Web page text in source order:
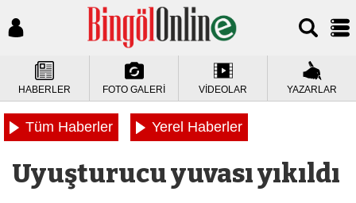
HABERLER FOTO GALERİ VİDEOLAR YAZARLAR
Tüm Haberler Yerel Haberler
Uyuşturucu yuvası yıkıldı